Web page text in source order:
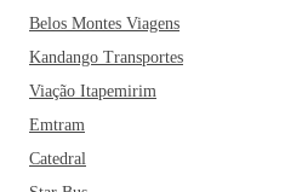
Belos Montes Viagens
Kandango Transportes
Viação Itapemirim
Emtram
Catedral